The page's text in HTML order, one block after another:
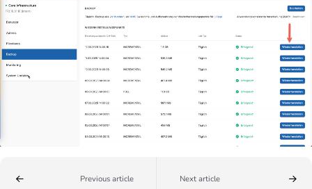
Previous article Next article